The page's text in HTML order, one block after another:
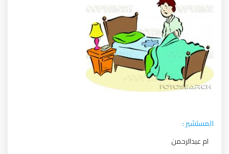
المستشير :
ام عبدالرحمن